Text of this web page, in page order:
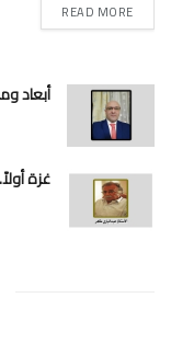
READ MORE
أبعاد
غزة